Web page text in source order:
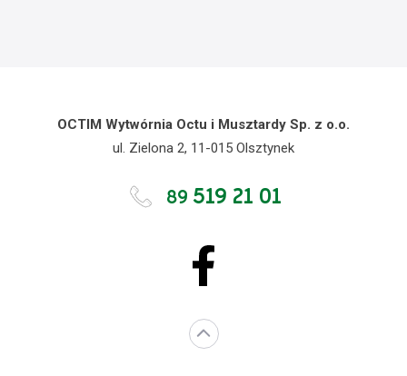
OCTIM Wytwórnia Octu i Musztardy Sp. z o.o.
ul. Zielona 2, 11-015 Olsztynek
89 519 21 01